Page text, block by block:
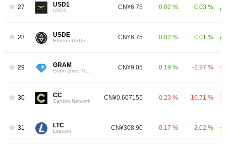
27 USD1
USD1 CN¥6.75 0.02 % 0.03 %
28 USDE
Ethena USDe CN¥6.75 0.02 % 0.01 %
29 GRAM CN¥9.05 0.19 % -2.97 %
30 CC
Canton Network CN¥0.607155 -0.23 % -10.71 %
31 LTC
Litecoin CN¥308.90 -0.17 % 2.02 %